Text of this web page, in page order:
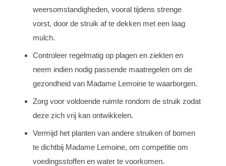
weersomstandigheden, vooral tijdens strenge
vorst, door de struik af te dekken met een laag
mulch.
Controleer regelmatig op plagen en ziekten en
neem indien nodig passende maatregelen om de
gezondheid van Madame Lemoine te waarborgen.
Zorg voor voldoende ruimte rondom de struik zodat
deze zich vrij kan ontwikkelen.
Vermijd het planten van andere struiken of bomen
te dichtbij Madame Lemoine, om competitie om
voedingsstoffen en water te voorkomen.